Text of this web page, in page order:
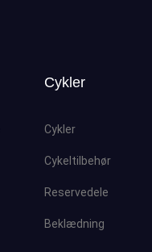
Cykler
Cykler
Cykeltilbehør
Reservedele
Beklædning